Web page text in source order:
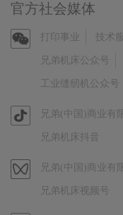
官方社会媒体
官
方
信
打印事业 技术
兄弟机床公众号
工业缝纫机公众号
官
方
音
兄弟(中国)商业有
兄弟机床抖音
视
频
兄弟(中国)商业有
兄弟机床视频号